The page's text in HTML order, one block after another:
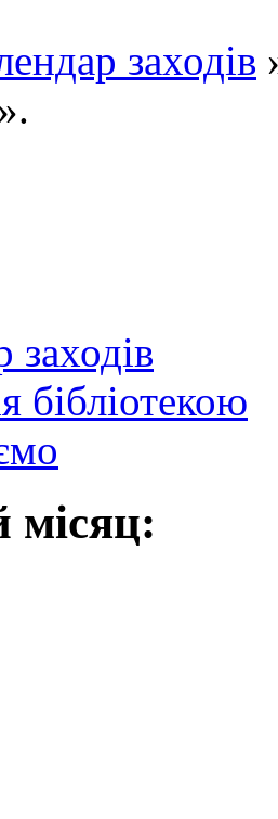
заходів
заходів
бібліотекою
місяц: